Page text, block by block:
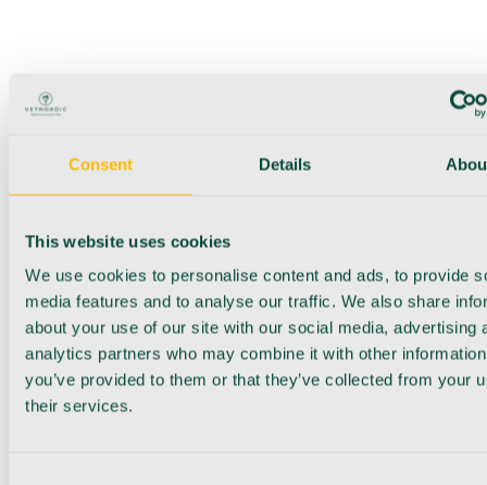
Consent Details
This website uses cookies
We use cookies to personalise content and ads, to provide
media features and to analyse our traffic. We also share
about your use of our site with our social media, advertising
analytics partners who may combine it with other
you’ve provided to them or that they’ve collected from your
their services.